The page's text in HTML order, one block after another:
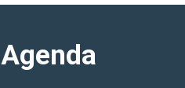
Agenda